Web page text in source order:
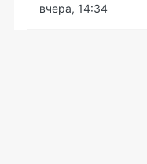
вчера, 14:34